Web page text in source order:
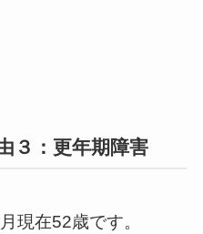
３：更年期障害
現在52歳です。